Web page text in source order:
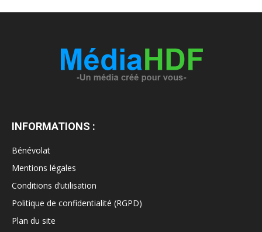
INFORMATIONS :
Bénévolat
Mentions légales
Conditions d’utilisation
Politique de confidentialité (RGPD)
Plan du site